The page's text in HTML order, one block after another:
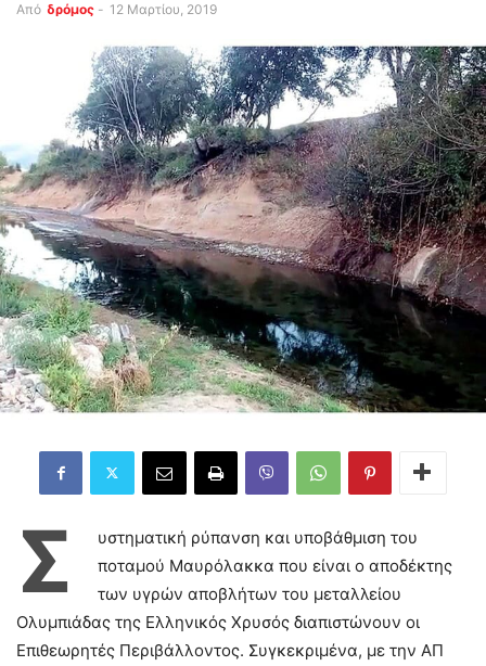
Από δρόμος - 12 Μαρτίου, 2019
Σ
υστηματική ρύπανση και υποβάθμιση του
ποταμού Μαυρόλακκα που είναι ο αποδέκτης
των υγρών αποβλήτων του μεταλλείου
Ολυμπιάδας της Ελληνικός Χρυσός διαπιστώνουν οι
Επιθεωρητές Περιβάλλοντος. Συγκεκριμένα, με την ΑΠ